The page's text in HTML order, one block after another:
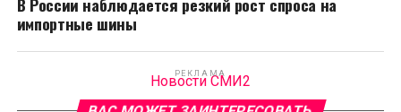
В России наблюдается резкий рост спроса на
импортные шины
РЕКЛАМА
Новости СМИ2